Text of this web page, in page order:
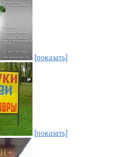
[показать]
[показать]